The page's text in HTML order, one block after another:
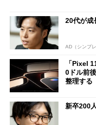
20代が成
AD（シンプ
「Pixel
0ドル前
整理する
新卒200